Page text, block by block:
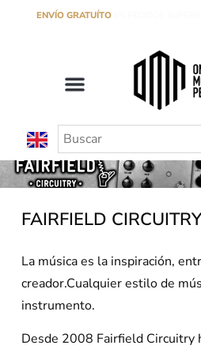
ENVÍO GRATUÍTOEN PEDIDOS
FAIRFIELD CIRCUITRY
La música es la inspiración,
creador.Cualquier estilo de
instrumento.
Desde 2008 Fairfield Circuitry